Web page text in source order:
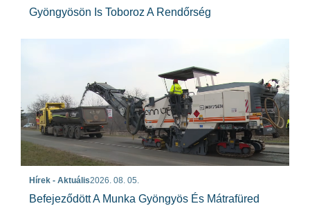
Gyöngyösön Is Toboroz A Rendőrség
Hírek - Aktuális2026. 08. 05.
Befejeződött A Munka Gyöngyös És Mátrafüred